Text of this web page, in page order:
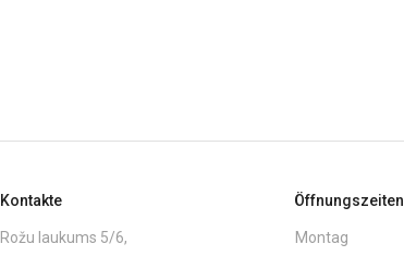
Kontakte
Rožu laukums 5/6,
Öffnungszeiten
Montag